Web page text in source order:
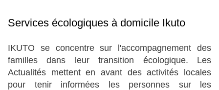
Services écologiques à domicile Ikuto
IKUTO se concentre sur l'accompagnement des
familles dans leur transition écologique. Les
Actualités mettent en avant des activités locales
pour tenir informées les personnes sur les